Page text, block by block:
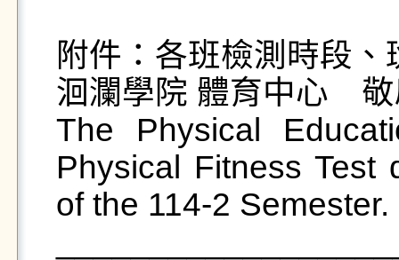
附件：各班檢測時段
洄瀾學院 體育中心　
The Physical
Physical Fitness
of the 114-2